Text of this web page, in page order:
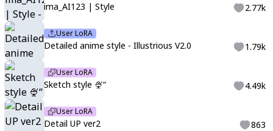
ima_AI123 | Style 2.77k
User LoRA
Detailed anime style - Illustrious V2.0 1.79k
User LoRA
Sketch style 🍨“ 4.49k
User LoRA
Detail UP ver2 863